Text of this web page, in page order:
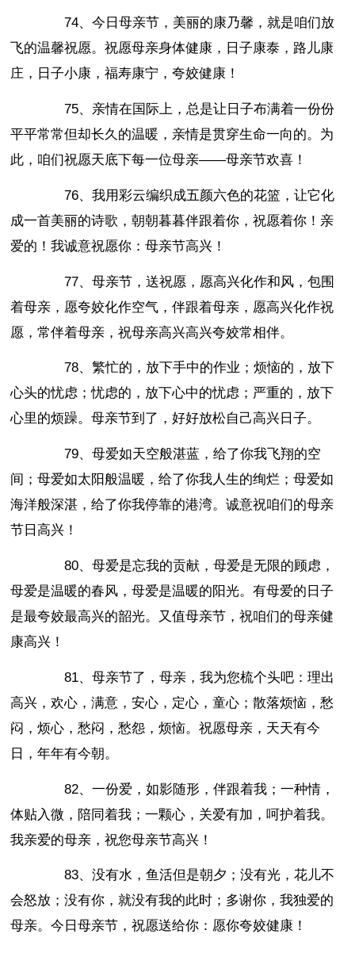
74、今日母亲节，美丽的康乃馨，就是咱们放
飞的温馨祝愿。祝愿母亲身体健康，日子康泰，路儿康
庄，日子小康，福寿康宁，夸姣健康！
75、亲情在国际上，总是让日子布满着一份份
平平常常但却长久的温暖，亲情是贯穿生命一向的。为
此，咱们祝愿天底下每一位母亲——母亲节欢喜！
76、我用彩云编织成五颜六色的花篮，让它化
成一首美丽的诗歌，朝朝暮暮伴跟着你，祝愿着你！亲
爱的！我诚意祝愿你：母亲节高兴！
77、母亲节，送祝愿，愿高兴化作和风，包围
着母亲，愿夸姣化作空气，伴跟着母亲，愿高兴化作祝
愿，常伴着母亲，祝母亲高兴高兴夸姣常相伴。
78、繁忙的，放下手中的作业；烦恼的，放下
心头的忧虑；忧虑的，放下心中的忧虑；严重的，放下
心里的烦躁。母亲节到了，好好放松自己高兴日子。
79、母爱如天空般湛蓝，给了你我飞翔的空
间；母爱如太阳般温暖，给了你我人生的绚烂；母爱如
海洋般深湛，给了你我停靠的港湾。诚意祝咱们的母亲
节日高兴！
80、母爱是忘我的贡献，母爱是无限的顾虑，
母爱是温暖的春风，母爱是温暖的阳光。有母爱的日子
是最夸姣最高兴的韶光。又值母亲节，祝咱们的母亲健
康高兴！
81、母亲节了，母亲，我为您梳个头吧：理出
高兴，欢心，满意，安心，定心，童心；散落烦恼，愁
闷，烦心，愁闷，愁怨，烦恼。祝愿母亲，天天有今
日，年年有今朝。
82、一份爱，如影随形，伴跟着我；一种情，
体贴入微，陪同着我；一颗心，关爱有加，呵护着我。
我亲爱的母亲，祝您母亲节高兴！
83、没有水，鱼活但是朝夕；没有光，花儿不
会怒放；没有你，就没有我的此时；多谢你，我独爱的
母亲。今日母亲节，祝愿送给你：愿你夸姣健康！